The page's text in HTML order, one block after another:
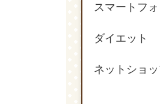
スマートフ
ダイエット
ネットショ